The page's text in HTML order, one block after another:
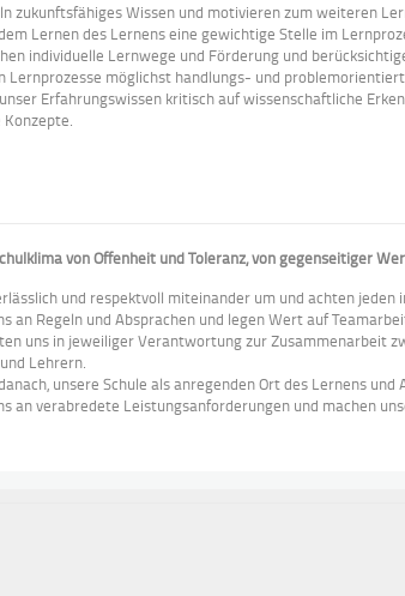
zukunftsfähiges Wissen und motivieren zum weiteren
Lernen des Lernens eine gewichtige Stelle im
individuelle Lernwege und Förderung und
Lernprozesse möglichst handlungs- und
Erfahrungswissen kritisch auf wissenschaftliche
von Offenheit und Toleranz, von gegenseitiger
und respektvoll miteinander um und achten jeden
an Regeln und Absprachen und legen Wert auf
uns in jeweiliger Verantwortung zur Zusammenarbeit
Lehrern.
unsere Schule als anregenden Ort des Lernens und
an verabredete Leistungsanforderungen und machen